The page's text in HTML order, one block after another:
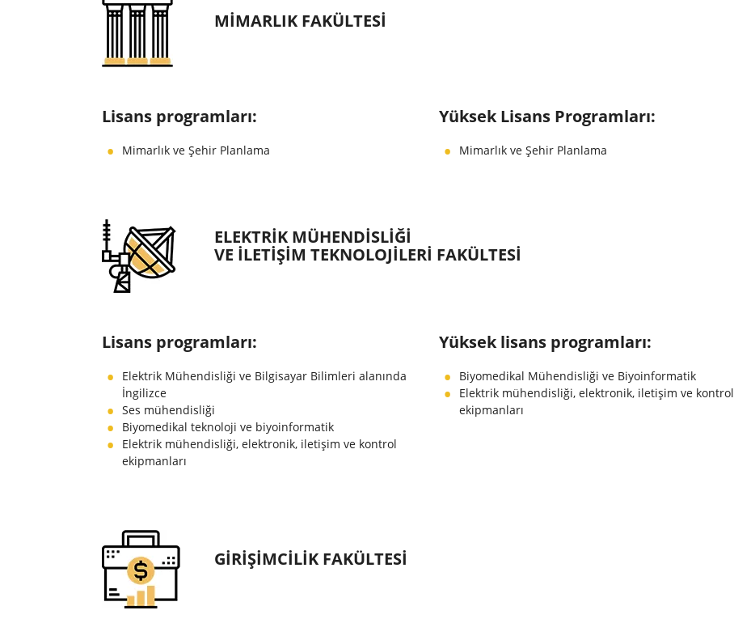
MIMARLIK FAKÜLTESI
Lisans programları:
Mimarlık ve Şehir Planlama
Yüksek Lisans Programları:
Mimarlık ve Şehir Planlama
ELEKTRIK MÜHENDISLIĞI
VE İLETIŞIM TEKNOLOJILERI FAKÜLTESI
Lisans programları:
Elektrik Mühendisliği ve Bilgisayar Bilimleri alanında
İngilizce
Ses mühendisliği
Biyomedikal teknoloji ve biyoinformatik
Elektrik mühendisliği, elektronik, iletişim ve kontrol
ekipmanları
Yüksek lisans programları:
Biyomedikal Mühendisliği ve Biyoinformatik
Elektrik mühendisliği, elektronik, iletişim ve kontrol
ekipmanları
GIRIŞIMCILIK FAKÜLTESI